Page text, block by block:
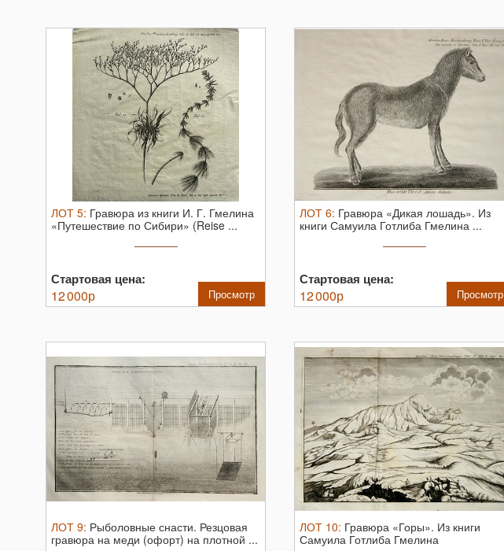
ЛОТ 5: Гравюра из книги И. Г. Гмелина
«Путешествие по Сибири» (Reise ...
Стартовая цена:
12 000р Просмотр
ЛОТ 6: Гравюра «Дикая лошадь». Из
книги Самуила Готлиба Гмелина ...
Стартовая цена:
12 000р Просмотр
ЛОТ 9: Рыболовные снасти. Резцовая
гравюра на меди (офорт) на плотной ...
ЛОТ 10: Гравюра «Горы». Из книги
Самуила Готлиба Гмелина